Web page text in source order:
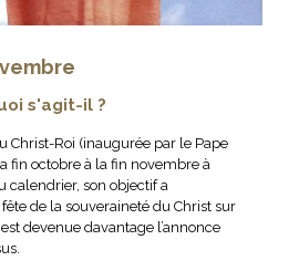
s'agit-il ?
Christ-Roi (inaugurée par le Pape
fin octobre à la fin novembre à
calendrier, son objectif a
de la souveraineté du Christ sur
devenue davantage l’annonce